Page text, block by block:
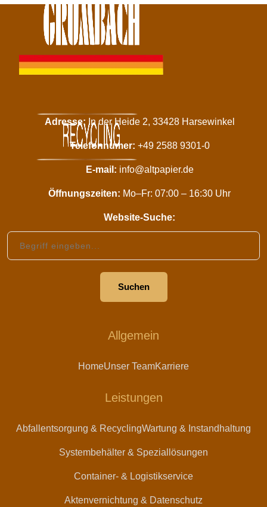
Adresse: In der Heide 2, 33428 Harsewinkel
Telefonnumer: +49 2588 9301-0
E-mail: info@altpapier.de
Öffnungszeiten: Mo–Fr: 07:00 – 16:30 Uhr
Website-Suche:
Website durchsuchen
Suchen
Allgemein
HomeUnser TeamKarriere
Leistungen
Abfallentsorgung & RecyclingWartung & Instandhaltung
Systembehälter & Speziallösungen
Container- & Logistikservice
Aktenvernichtung & Datenschutz